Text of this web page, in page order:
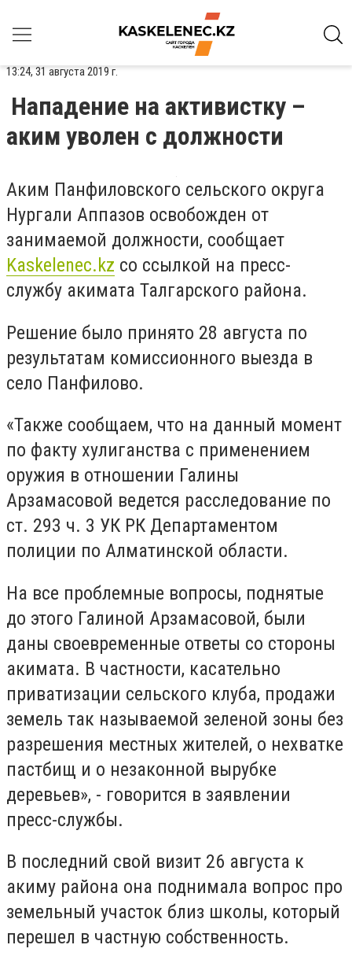
13:24, 31 августа 2019 г.
Нападение на активистку –
аким уволен с должности
Аким Панфиловского сельского округа
Нургали Аппазов освобожден от
занимаемой должности, сообщает
Kaskelenec.kz со ссылкой на пресс-
службу акимата Талгарского района.
Решение было принято 28 августа по
результатам комиссионного выезда в
село Панфилово.
«Также сообщаем, что на данный момент
по факту хулиганства с применением
оружия в отношении Галины
Арзамасовой ведется расследование по
ст. 293 ч. 3 УК РК Департаментом
полиции по Алматинской области.
На все проблемные вопросы, поднятые
до этого Галиной Арзамасовой, были
даны своевременные ответы со стороны
акимата. В частности, касательно
приватизации сельского клуба, продажи
земель так называемой зеленой зоны без
разрешения местных жителей, о нехватке
пастбищ и о незаконной вырубке
деревьев», - говорится в заявлении
пресс-службы.
В последний свой визит 26 августа к
акиму района она поднимала вопрос про
земельный участок близ школы, который
перешел в частную собственность.